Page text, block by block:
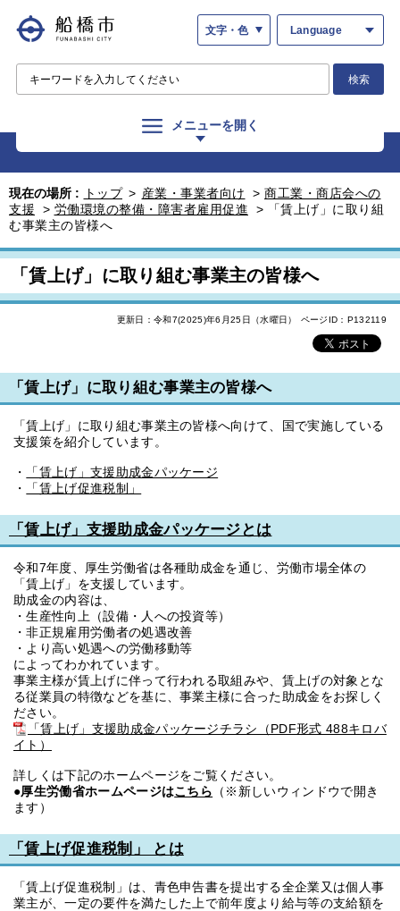
文字・色 Language
検索
メニューを開く
現在の場所 : トップ > 産業・事業者向け > 商工業・商店会への
支援
> 労働環境の整備・障害者雇用促進 >
「賃上げ」に取り組
む事業主の皆様へ
「賃上げ」に取り組む事業主の皆様へ
更新日：令和7(2025)年6月25日（水曜日） ページID：P132119
「賃上げ」に取り組む事業主の皆様へ
「賃上げ」に取り組む事業主の皆様へ向けて、国で実施している
支援策を紹介しています。
・
「賃上げ」支援助成金パッケージ
・
「賃上げ促進税制」
「賃上げ」支援助成金パッケージとは
令和7年度、厚生労働省は各種助成金を通じ、労働市場全体の
「賃上げ」を支援しています。
助成金の内容は、
・生産性向上（設備・人への投資等）
・非正規雇用労働者の処遇改善
・より高い処遇への労働移動等
によってわかれています。
事業主様が賃上げに伴って行われる取組みや、賃上げの対象とな
る従業員の特徴などを基に、事業主様に合った助成金をお探しく
ださい。
「賃上げ」支援助成金パッケージチラシ（PDF形式 488キロバ
イト）
詳しくは下記のホームページをご覧ください。
●厚生労働省ホームページはこちら （※新しいウィンドウで開き
ます）
「賃上げ促進税制」 とは
「賃上げ促進税制」は、青色申告書を提出する全企業又は個人事
業主が、一定の要件を満たした上で前年度より給与等の支給額を